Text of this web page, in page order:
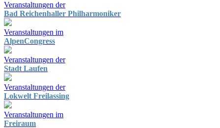
Veranstaltungen der
Bad Reichenhaller Philharmoniker
Veranstaltungen im
AlpenCongress
Veranstaltungen der
Stadt Laufen
Veranstaltungen der
Lokwelt Freilassing
Veranstaltungen im
Freiraum